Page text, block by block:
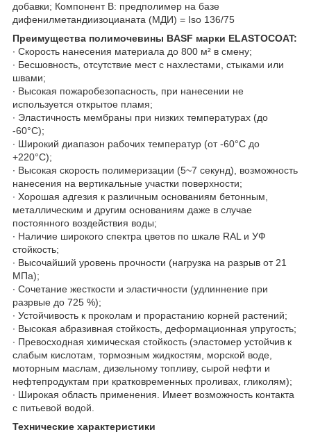
добавки; Компонент В: предполимер на базе
дифенилметандиизоцианата (МДИ) = Iso 136/75
Преимущества полимочевины BASF марки ELASTOCOAT:
∙ Скорость нанесения материала до 800 м² в смену;
∙ Бесшовность, отсутствие мест с нахлестами, стыками или
швами;
∙ Высокая пожаробезопасность, при нанесении не
используется открытое пламя;
∙ Эластичность мембраны при низких температурах (до
-60°С);
∙ Широкий диапазон рабочих температур (от -60°С до
+220°С);
∙ Высокая скорость полимеризации (5~7 секунд), возможность
нанесения на вертикальные участки поверхности;
∙ Хорошая адгезия к различным основаниям бетонным,
металлическим и другим основаниям даже в случае
постоянного воздействия воды;
∙ Наличие широкого спектра цветов по шкале RAL и УФ
стойкость;
∙ Высочайший уровень прочности (нагрузка на разрыв от 21
МПа);
∙ Сочетание жесткости и эластичности (удлиннение при
разрвые до 725 %);
∙ Устойчивость к проколам и прорастанию корней растений;
∙ Высокая абразивная стойкость, деформационная упругость;
∙ Превосходная химическая стойкость (эластомер устойчив к
слабым кислотам, тормозным жидкостям, морской воде,
моторным маслам, дизельному топливу, сырой нефти и
нефтепродуктам при кратковременных проливах, гликолям);
∙ Широкая область применения. Имеет возможность контакта
с питьевой водой.
Технические характеристики